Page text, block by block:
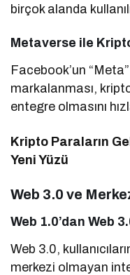
birçok alanda
Metaverse ile
Facebook’un
markalanması,
entegre olmasını
Kripto Paraların
Yeni Yüzü
Web 3.0 ve
Web 1.0’dan Web
Web 3.0,
merkezi olmayan